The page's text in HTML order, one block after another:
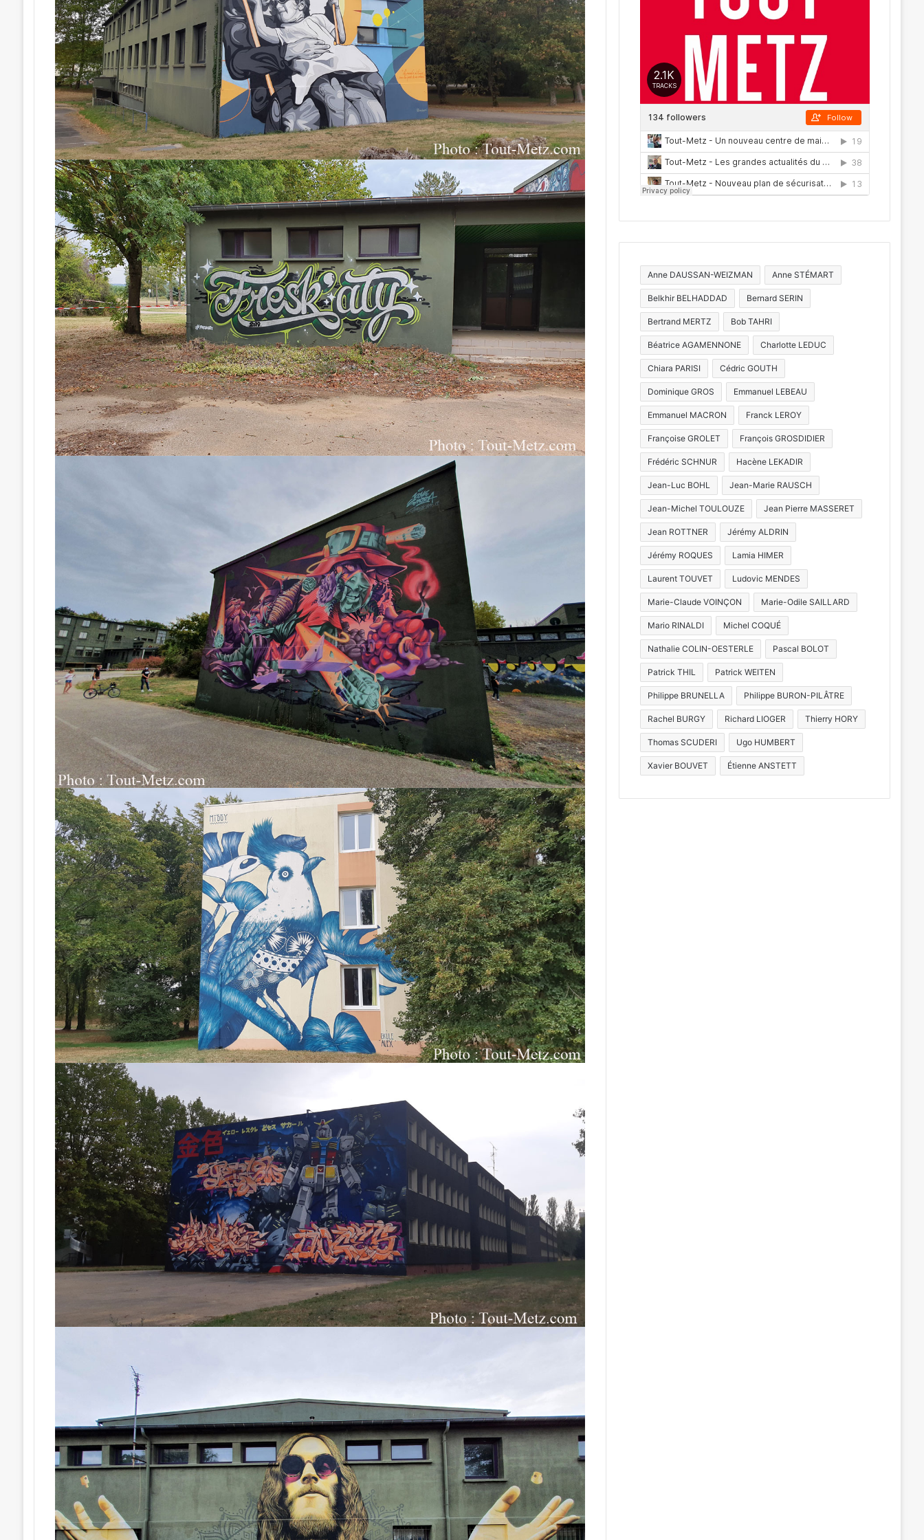
Anne DAUSSAN-WEIZMAN Anne STÉMART
Belkhir BELHADDAD Bernard SERIN
Bertrand MERTZ Bob TAHRI
Béatrice AGAMENNONE Charlotte LEDUC
Chiara PARISI Cédric GOUTH
Dominique GROS Emmanuel LEBEAU
Emmanuel MACRON Franck LEROY
Françoise GROLET François GROSDIDIER
Frédéric SCHNUR Hacène LEKADIR
Jean-Luc BOHL Jean-Marie RAUSCH
Jean-Michel TOULOUZE Jean Pierre MASSERET
Jean ROTTNER Jérémy ALDRIN
Jérémy ROQUES Lamia HIMER
Laurent TOUVET Ludovic MENDES
Marie-Claude VOINÇON Marie-Odile SAILLARD
Mario RINALDI Michel COQUÉ
Nathalie COLIN-OESTERLE Pascal BOLOT
Patrick THIL Patrick WEITEN
Philippe BRUNELLA Philippe BURON-PILÂTRE
Rachel BURGY Richard LIOGER Thierry HORY
Thomas SCUDERI Ugo HUMBERT
Xavier BOUVET Étienne ANSTETT